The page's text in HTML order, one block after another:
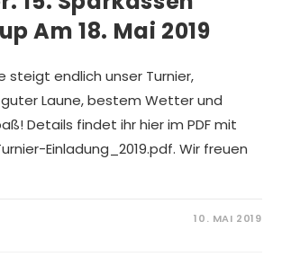
Am 18. Mai 2019
steigt endlich unser Turnier,
Laune, bestem Wetter und
Details findet ihr hier im PDF mit
Einladung_2019.pdf. Wir freuen
10. MAI 2019